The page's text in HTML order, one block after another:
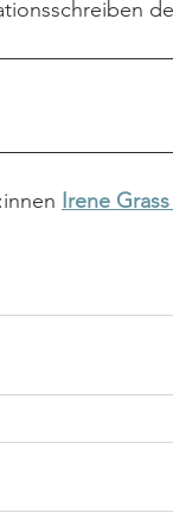
Irene Grass